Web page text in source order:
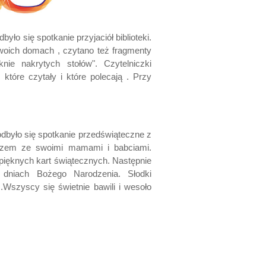
się spotkanie przyjaciół biblioteki.
domach , czytano też fragmenty
nakrytych stołów". Czytelniczki
które czytały i które polecają . Przy
się spotkanie przedświąteczne z
ze swoimi mamami i babciami.
kart świątecznych. Następnie
Bożego Narodzenia. Słodki
się świetnie bawili i wesoło